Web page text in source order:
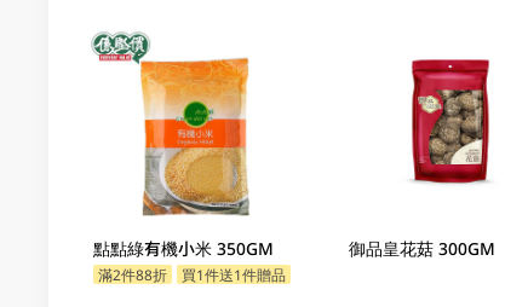
點點綠有機小米 350GM
滿2件88折 買1件送1件贈品
御品皇花菇 300GM